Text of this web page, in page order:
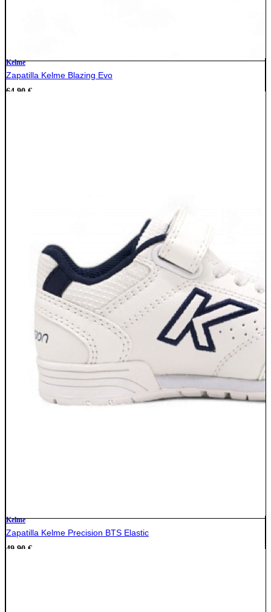
Kelme
Zapatilla Kelme Blazing Evo
64,90 €
Kelme
Zapatilla Kelme Precision BTS Elastic
49,90 €